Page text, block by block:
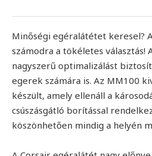
Minőségi egéralátétet keresel?
számodra a tökéletes választás!
nagyszerű optimalizálást
egerek számára is. Az MM100
készült, amely ellenáll a
csúszásgátló borítással
köszönhetően mindig a helyén